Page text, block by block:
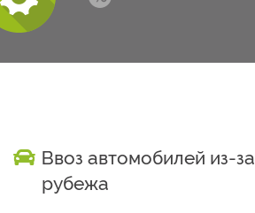
Ввоз автомобилей из-за
рубежа